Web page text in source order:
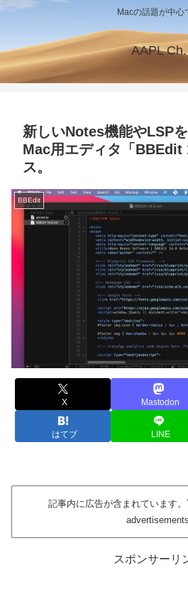
Macの話題が中心
AAPL Ch.
新しいNotes機能やLSP
Mac用エディタ「BBEdit
ス。
BBEdit
X Mastodon
はてブ LINE
記事内に広告が含まれています
advertisements.
スポンサーリ